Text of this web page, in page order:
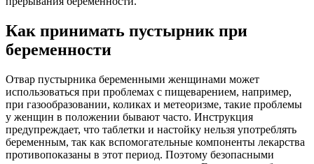
Как принимать пустырник при
беременности
Отвар пустырника беременными женщинами может
использоваться при проблемах с пищеварением, например,
при газообразовании, коликах и метеоризме, такие проблемы
у женщин в положении бывают часто. Инструкция
предупреждает, что таблетки и настойку нельзя употреблять
беременным, так как вспомогательные компоненты лекарства
противопоказаны в этот период. Поэтому безопасными